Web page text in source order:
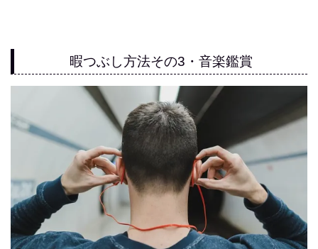
暇つぶし方法その3・音楽鑑賞